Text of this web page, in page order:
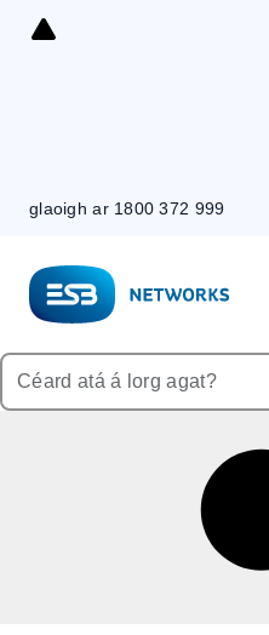
Skip
glaoigh ar 1800 372 999